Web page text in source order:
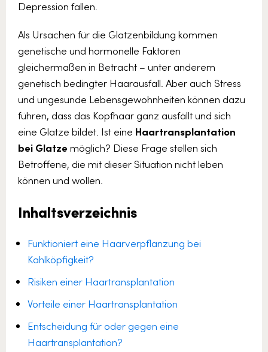
Depression fallen.
Als Ursachen für die Glatzenbildung kommen
genetische und hormonelle Faktoren
gleichermaßen in Betracht – unter anderem
genetisch bedingter Haarausfall. Aber auch Stress
und ungesunde Lebensgewohnheiten können dazu
führen, dass das Kopfhaar ganz ausfällt und sich
eine Glatze bildet. Ist eine Haartransplantation
bei Glatze möglich? Diese Frage stellen sich
Betroffene, die mit dieser Situation nicht leben
können und wollen.
Inhaltsverzeichnis
Funktioniert eine Haarverpflanzung bei
Kahlköpfigkeit?
Risiken einer Haartransplantation
Vorteile einer Haartransplantation
Entscheidung für oder gegen eine
Haartransplantation?